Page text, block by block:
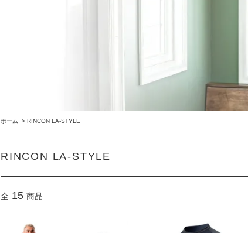
ホーム > RINCON LA-STYLE
RINCON LA-STYLE
全 15 商品